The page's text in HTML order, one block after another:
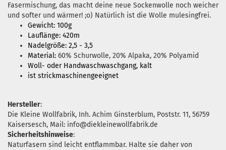
Fasermischung, das macht deine neue Sockenwolle noch weicher
und softer und wärmer! ;o) Natürlich ist die Wolle mulesingfrei.
Gewicht: 100g
Lauflänge: 420m
Nadelgröße: 2,5 - 3,5
Material: 60% Schurwolle, 20% Alpaka, 20% Polyamid
Woll- oder Handwaschwaschgang, kalt
ist strickmaschinengeeignet
Hersteller:
Die Kleine Wollfabrik, Inh. Achim Ginsterblum, Poststr. 11, 56759
Kaisersesch, Mail: info@diekleinewollfabrik.de
Sicherheitshinweise:
Naturfasern sind leicht entflammbar. Halte sie daher von